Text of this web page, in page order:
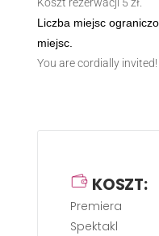
Koszt rezerwacji 5 zł.
Liczba miejsc
miejsc.
You are cordially invited!
KOSZT:
Premiera
Spektakl